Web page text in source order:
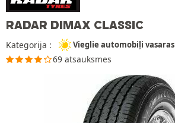
RADAR DIMAX CLASSIC
Kategorija : Vieglie automobiļi vasaras
69 atsauksmes